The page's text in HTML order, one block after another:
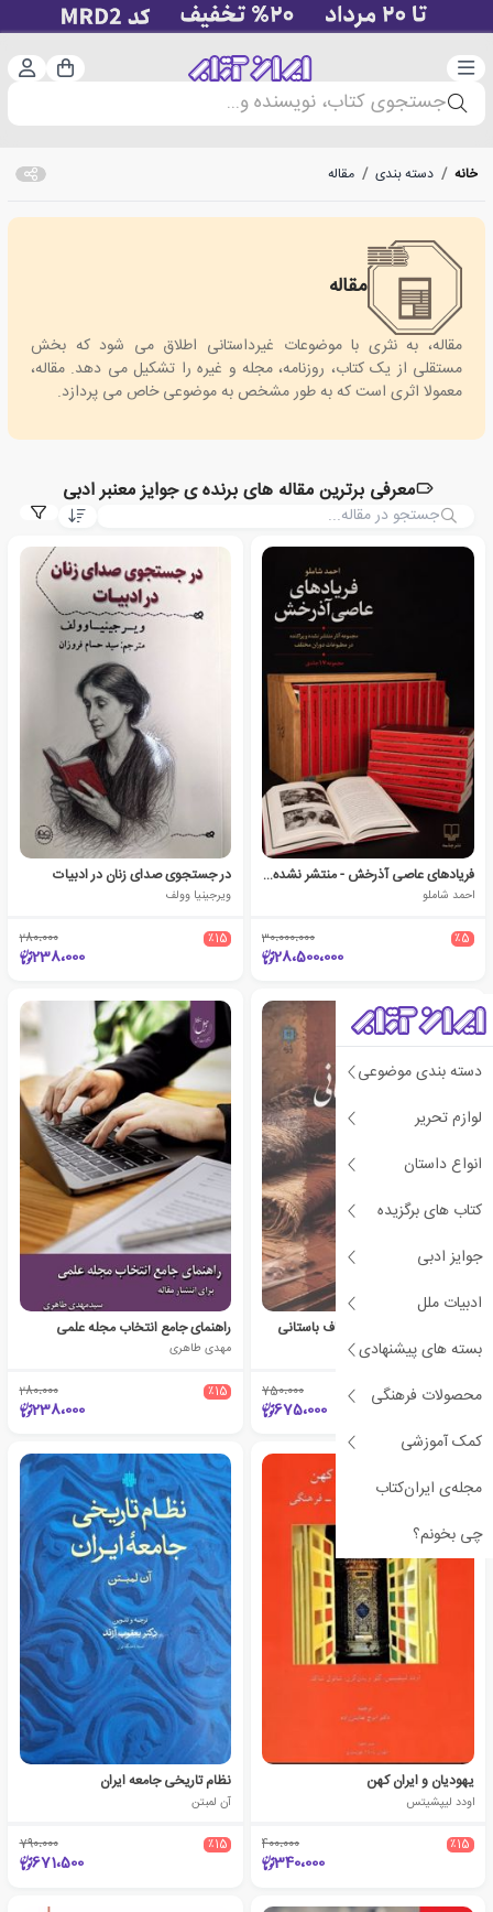
دسته‌بندی سبد
جستجوی کتاب، نویسنده و...
دسته بندی موضوعی
لوازم تحریر
انواع داستان
کتاب های برگزیده
جوایز ادبی
ادبیات ملل
بسته های پیشنهادی
محصولات فرهنگی
کمک آموزشی
مجله‌ی ایران‌کتاب
چی بخونم؟
خانه / دسته بندی / مقاله
مقاله
Article
مقاله، به نثری با موضوعات غیرداستانی اطلاق می شود که بخش
مستقلی از یک کتاب، روزنامه، مجله و غیره را تشکیل می دهد. مقاله،
معمولا اثری است که به طور مشخص به موضوعی خاص می پردازد.
معرفی برترین مقاله های برنده ی جوایز معنبر ادبی
فریادهای عاصی آذرخش - منتشر نشده‌های احمد شاملو
احمد شاملو
٪5 30،000،000
28،500،000
در جستجوی صدای زنان در ادبیات
ویرجینیا وولف
٪15 280،000
238،000
راهنمای جامع شناسایی الیاف باستانی
سعیده رفیعی
٪10 750،000
675،000
راهنمای جامع انتخاب مجله علمی
مهدی طاهری
٪15 280،000
238،000
یهودیان و ایران کهن
اودد لیپشیتس
٪15 400،000
340،000
نظام تاریخی جامعه ایران
آن لمبتن
٪15 790،000
671،500